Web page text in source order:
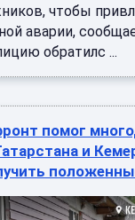
чтобы
аварии,
обратилс ...
помог
и